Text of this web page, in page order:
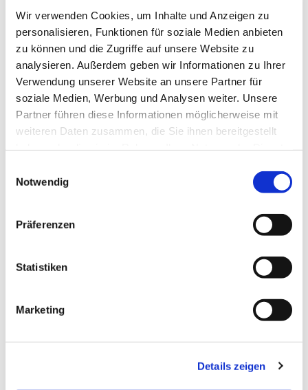
Wir verwenden Cookies, um Inhalte und Anzeigen zu
personalisieren, Funktionen für soziale Medien anbieten
zu können und die Zugriffe auf unsere Website zu
analysieren. Außerdem geben wir Informationen zu Ihrer
Verwendung unserer Website an unsere Partner für
soziale Medien, Werbung und Analysen weiter. Unsere
Partner führen diese Informationen möglicherweise mit
weiteren Daten zusammen, die Sie ihnen bereitgestellt
Notwendig
Präferenzen
Statistiken
Marketing
Details zeigen
Dies könnte Sie auch
interessieren